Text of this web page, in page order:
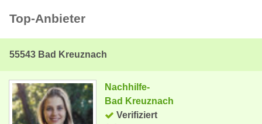
Top-Anbieter
55543 Bad Kreuznach
Nachhilfe-
Bad Kreuznach
Verifiziert